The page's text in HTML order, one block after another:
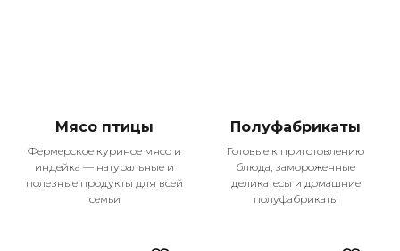
Мясо птицы
Фермерское куриное мясо и
индейка — натуральные и
полезные продукты для всей
семьи
Полуфабрикаты
Готовые к приготовлению
блюда, замороженные
деликатесы и домашние
полуфабрикаты
качество жизни. Каждый день мы
были удобными, выгодными и
приносили только положительные
эмоции.